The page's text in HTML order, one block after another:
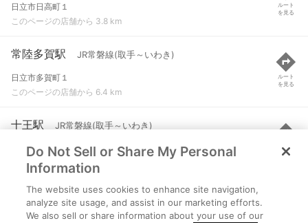
日立市日高町１
このページの店舗から 3.8 km
ルート
を見る
常陸多賀駅 JR常磐線(取手～いわき)
日立市多賀町１
このページの店舗から 6.4 km
ルート
を見る
十王駅 JR常磐線(取手～いわき)
日立市十王町友部
このページの店舗から 7.8 km
ルート
を見る
大甕駅 JR常磐線(取手～いわき)
日立市大みか町２
Do Not Sell or Share My Personal
Information
The website uses cookies to enhance site navigation,
analyze site usage, and assist in our marketing efforts.
We also sell or share information about your use of our